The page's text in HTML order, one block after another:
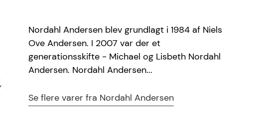
Nordahl Andersen blev grundlagt i 1984 af Niels
Ove Andersen. I 2007 var der et
generationsskifte - Michael og Lisbeth Nordahl
Andersen. Nordahl Andersen...
Se flere varer fra Nordahl Andersen